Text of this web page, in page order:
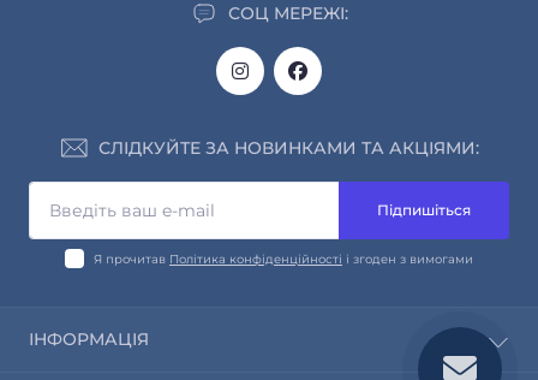
СОЦ МЕРЕЖІ:
СЛІДКУЙТЕ ЗА НОВИНКАМИ ТА АКЦІЯМИ:
Підпишіться
Я прочитав Політика конфіденційності і згоден з вимогами
ІНФОРМАЦІЯ